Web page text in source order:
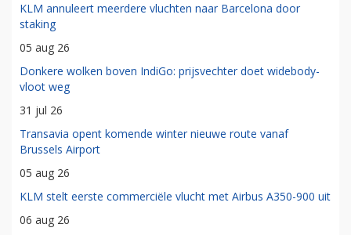
KLM annuleert meerdere vluchten naar Barcelona door
staking
05 aug 26
Donkere wolken boven IndiGo: prijsvechter doet widebody-
vloot weg
31 jul 26
Transavia opent komende winter nieuwe route vanaf
Brussels Airport
05 aug 26
KLM stelt eerste commerciële vlucht met Airbus A350-900 uit
06 aug 26